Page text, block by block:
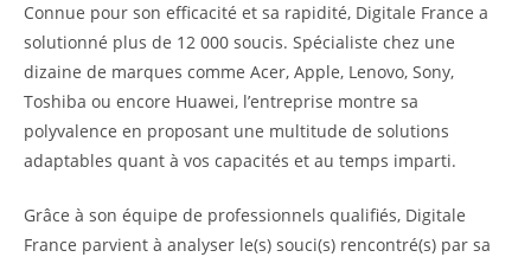
Connue pour son efficacité et sa rapidité, Digitale France a
solutionné plus de 12 000 soucis. Spécialiste chez une
dizaine de marques comme Acer, Apple, Lenovo, Sony,
Toshiba ou encore Huawei, l’entreprise montre sa
polyvalence en proposant une multitude de solutions
adaptables quant à vos capacités et au temps imparti.
Grâce à son équipe de professionnels qualifiés, Digitale
France parvient à analyser le(s) souci(s) rencontré(s) par sa